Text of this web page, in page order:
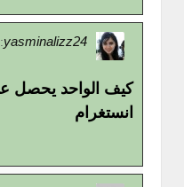
yasminalizz24
:
كيف الواحد يحصل
انستغرام